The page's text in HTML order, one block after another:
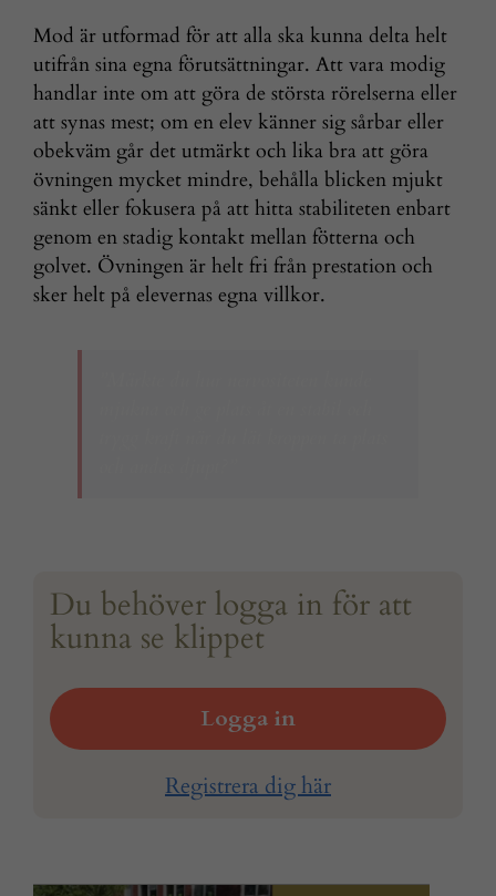
Mod är utformad för att alla ska kunna delta helt
utifrån sina egna förutsättningar. Att vara modig
handlar inte om att göra de största rörelserna eller
att synas mest; om en elev känner sig sårbar eller
obekväm går det utmärkt och lika bra att göra
övningen mycket mindre, behålla blicken mjukt
sänkt eller fokusera på att hitta stabiliteten enbart
genom en stadig kontakt mellan fötterna och
golvet. Övningen är helt fri från prestation och
sker helt på elevernas egna villkor.
Du behöver logga in för att
kunna se klippet
Logga in
Registrera dig här